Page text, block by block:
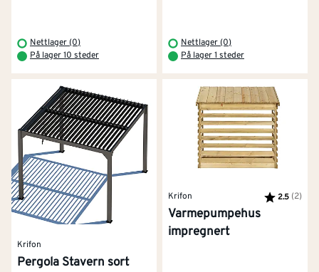
Nettlager (0)
På lager 10 steder
Nettlager (0)
På lager 1 steder
Krifon
Pergola Stavern sort
Krifon Karakter:
2.5 (2)
Varmepumpehus
impregnert